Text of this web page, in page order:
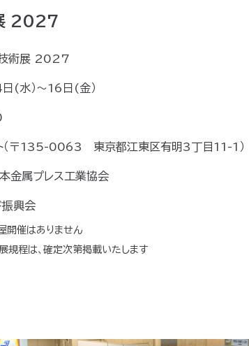
2027
技術展 2027
水）～16日(金）
（〒135-0063 東京都江東区有明3丁目11-1）
金属プレス工業協会
振興会
催はありません
程は、確定次第掲載いたします